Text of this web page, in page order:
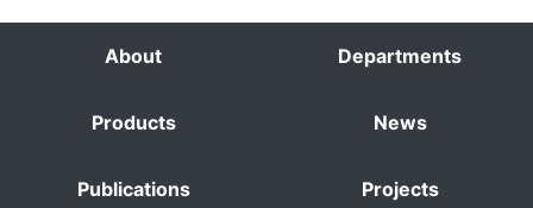
About Departments
Products News
Publications Projects